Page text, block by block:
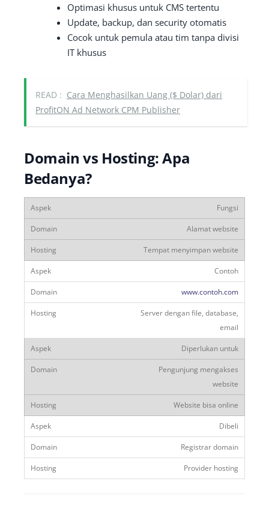
Optimasi khusus untuk CMS tertentu
Update, backup, dan security otomatis
Cocok untuk pemula atau tim tanpa divisi
IT khusus
READ : Cara Menghasilkan Uang ($ Dolar) dari
ProfitON Ad Network CPM Publisher
Domain vs Hosting: Apa
Bedanya?
Fungsi
Alamat website
Tempat menyimpan website
Contoh
www.contoh.com
Server dengan file, database,
email
Diperlukan untuk
Pengunjung mengakses
website
Website bisa online
Dibeli
Registrar domain
Provider hosting